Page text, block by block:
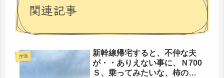
関連記事
生活
新幹線帰宅すると、不仲な夫
が・・ありえない事に、Ｎ700
Ｓ、乗ってみたいな、柿の葉